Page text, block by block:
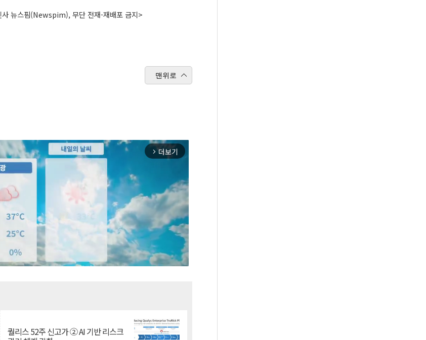
사 뉴스핌(Newspim), 무단 전재-재배포 금지>
맨위로
arrow_forward_ios 더보기
퀄리스 52주 신고가 ② AI 기반 리스크